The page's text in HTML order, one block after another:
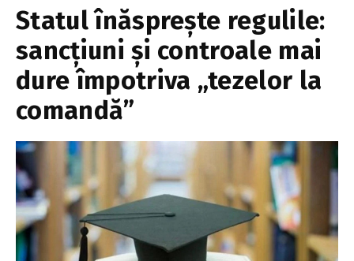
Statul înăsprește regulile:
sancțiuni și controale mai
dure împotriva „tezelor la
comandă”